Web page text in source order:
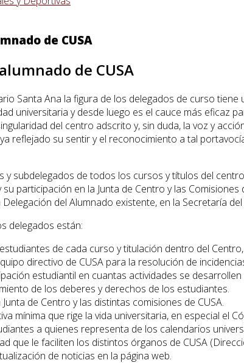
de CUSA
de CUSA
Santa Ana la figura de los delegados de curso
universitaria y desde luego es el cauce más eficaz
del centro adscrito y, sin duda, la voz y
reflejado su sentir y el reconocimiento a tal
y subdelegados de todos los cursos y títulos del
participación en la Junta de Centro y las
del Alumnado existente, en la Secretaría
delegados están:
de cada curso y titulación dentro del
directivo de CUSA para la resolución de
estudiantil en cuantas actividades se desarrollen
de los deberes y derechos de los estudiantes.
de Centro y las distintas comisiones de CUSA.
mínima que rige la vida universitaria, en especial el
a quienes representa de los calendarios
que le faciliten los distintos órganos de CUSA
de noticias en la página web.